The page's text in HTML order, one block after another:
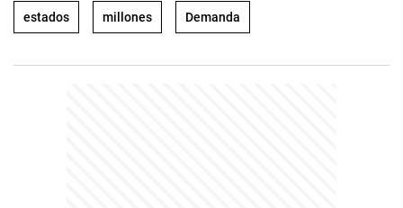
estados millones Demanda